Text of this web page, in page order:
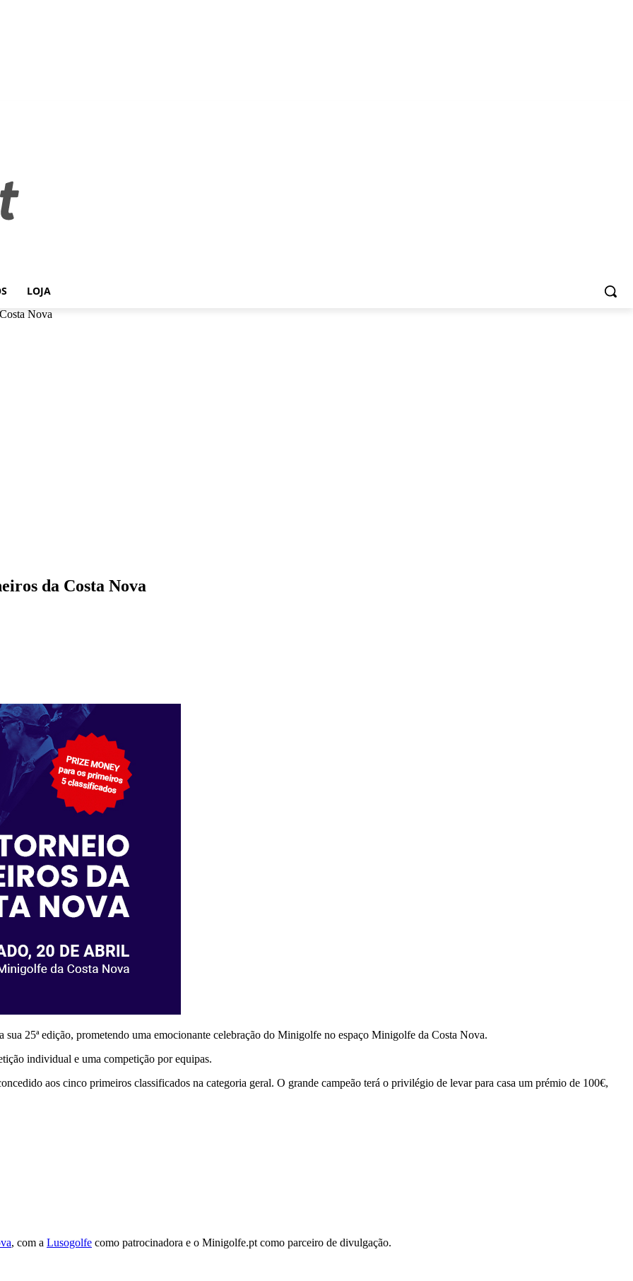
LOJA
Nova
da Costa Nova
sua 25ª edição, prometendo uma emocionante celebração do Minigolfe no espaço Minigolfe da Costa Nova.
individual e uma competição por equipas.
aos cinco primeiros classificados na categoria geral. O grande campeão terá o privilégio de levar para casa um prémio de 100€,
, com a Lusogolfe como patrocinadora e o Minigolfe.pt como parceiro de divulgação.